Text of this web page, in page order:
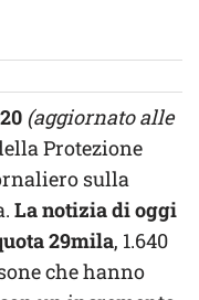
(aggiornato alle
Protezione
sulla
La notizia di oggi
29mila, 1.640
che hanno